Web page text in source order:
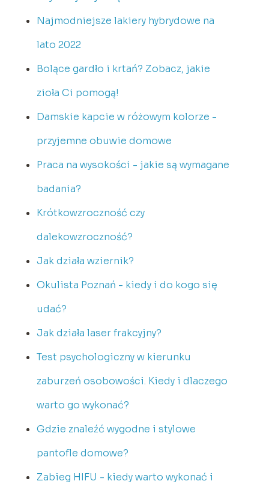
Najmodniejsze lakiery hybrydowe na
lato 2022
Bolące gardło i krtań? Zobacz, jakie
zioła Ci pomogą!
Damskie kapcie w różowym kolorze -
przyjemne obuwie domowe
Praca na wysokości - jakie są wymagane
badania?
Krótkowzroczność czy
dalekowzroczność?
Jak działa wziernik?
Okulista Poznań - kiedy i do kogo się
udać?
Jak działa laser frakcyjny?
Test psychologiczny w kierunku
zaburzeń osobowości. Kiedy i dlaczego
warto go wykonać?
Gdzie znaleźć wygodne i stylowe
pantofle domowe?
Zabieg HIFU - kiedy warto wykonać i